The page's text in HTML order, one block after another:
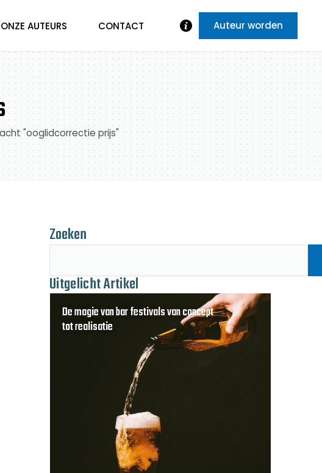
ONZE AUTEURS CONTACT Auteur worden
"ooglidcorrectie prijs"
Zoeken
Uitgelicht Artikel
De magie van bar festivals van concept
tot realisatie